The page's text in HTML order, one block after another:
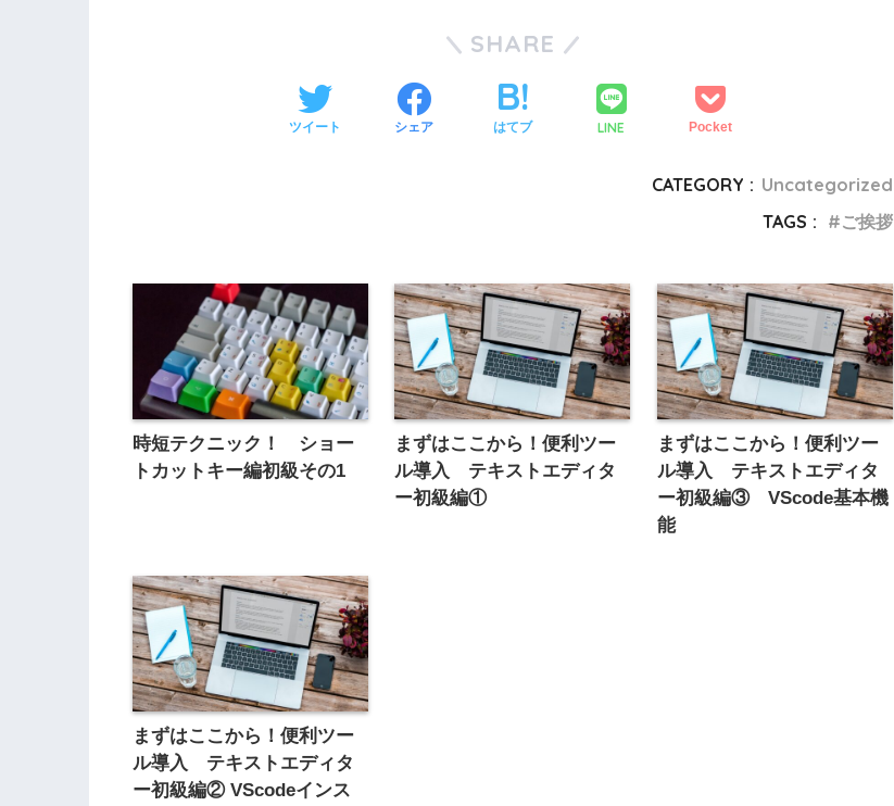
SHARE
ツイート シェア はてブ LINE Pocket
CATEGORY : Uncategorized
TAGS :
ご挨拶
時短テクニック！ ショー
トカットキー編初級その1
まずはここから！便利ツー
ル導入 テキストエディタ
ー初級編①
まずはここから！便利ツー
ル導入 テキストエディタ
ー初級編③ VScode基本機
能
まずはここから！便利ツー
ル導入 テキストエディタ
ー初級編② VScodeインス